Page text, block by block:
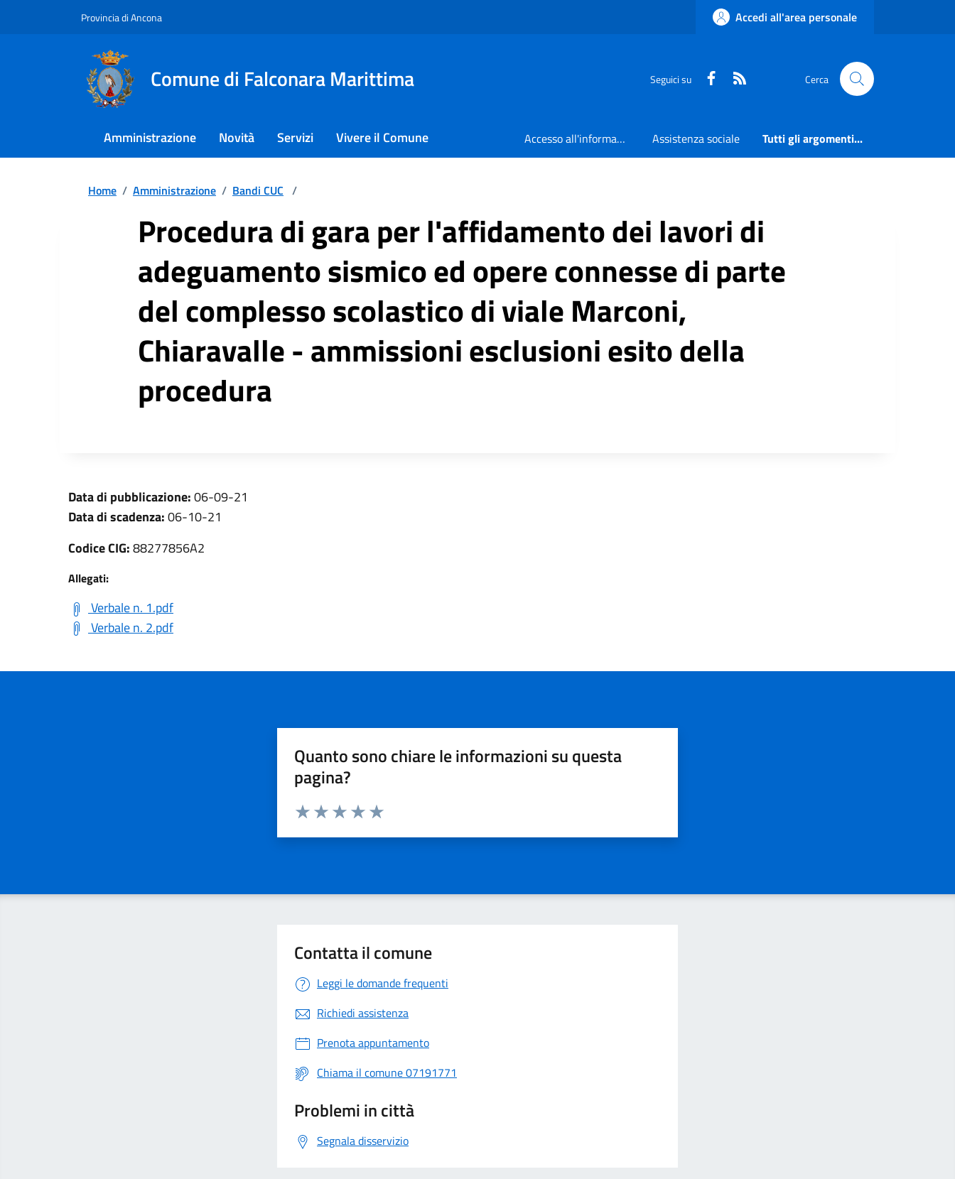
Provincia di Ancona Accedi all'area personale
Comune di Falconara Marittima Seguici su Faceboook Cerca
Amministrazione Novità Servizi Vivere il Comune Accesso all'informazione Assistenza sociale Tutti gli argomenti...
Home / Amministrazione / Bandi CUC /
Procedura di gara per l'affidamento dei lavori di
adeguamento sismico ed opere connesse di parte
del complesso scolastico di viale Marconi,
Chiaravalle - ammissioni esclusioni esito della
procedura
Data di pubblicazione:06-09-21
Data di scadenza:06-10-21
Codice CIG:88277856A2
Allegati:
Verbale n. 1.pdf
Verbale n. 2.pdf
Quanto sono chiare le informazioni su questa
pagina?
Valuta da 1 a 5 stelle la pagina
Contatta il comune
Leggi le domande frequenti
Richiedi assistenza
Prenota appuntamento
Chiama il comune 07191771
Problemi in città
Segnala disservizio